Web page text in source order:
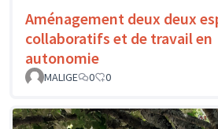
Aménagement deux deux
collaboratifs et de travail en
autonomie
MALIGE 0 0